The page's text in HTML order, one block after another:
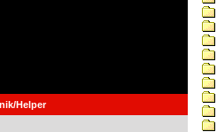
Helper